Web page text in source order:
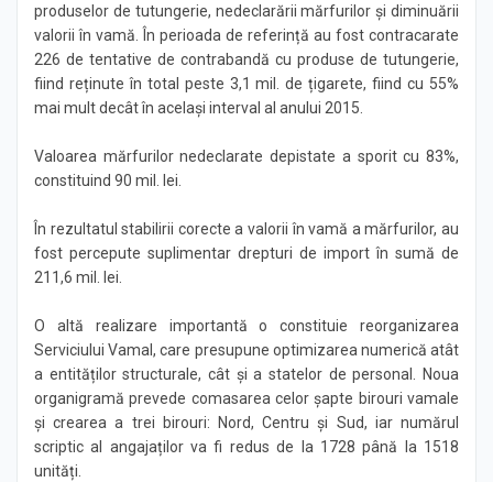
produselor de tutungerie, nedeclarării mărfurilor și diminuării
valorii în vamă. În perioada de referință au fost contracarate
226 de tentative de contrabandă cu produse de tutungerie,
fiind reținute în total peste 3,1 mil. de țigarete, fiind cu 55%
mai mult decât în același interval al anului 2015.
Valoarea mărfurilor nedeclarate depistate a sporit cu 83%,
constituind 90 mil. lei.
În rezultatul stabilirii corecte a valorii în vamă a mărfurilor, au
fost percepute suplimentar drepturi de import în sumă de
211,6 mil. lei.
O altă realizare importantă o constituie reorganizarea
Serviciului Vamal, care presupune optimizarea numerică atât
a entităților structurale, cât și a statelor de personal. Noua
organigramă prevede comasarea celor șapte birouri vamale
și crearea a trei birouri: Nord, Centru și Sud, iar numărul
scriptic al angajaților va fi redus de la 1728 până la 1518
unități.